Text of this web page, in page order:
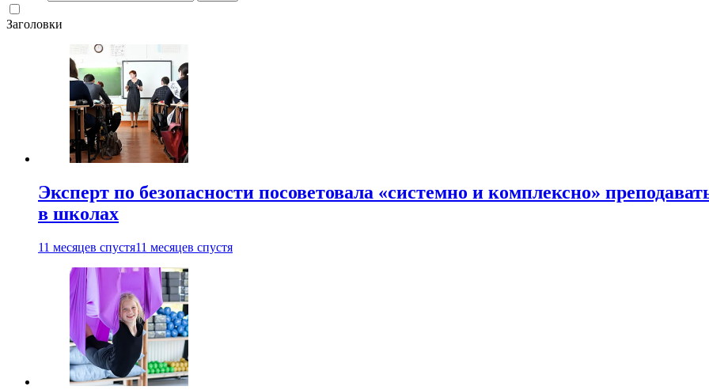
Заголовки
Эксперт по безопасности посоветовала «системно и комплексно»
в школах
11 месяцев спустя11 месяцев спустя